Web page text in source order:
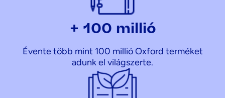
+ 100 millió
Évente több mint 100 millió Oxford terméket
adunk el világszerte.